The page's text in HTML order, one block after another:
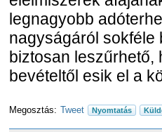
legnagyobb
nagyságáról sokféle
biztosan leszűrhető,
bevételtől esik el a
Megosztás: Tweet Nyomtatás